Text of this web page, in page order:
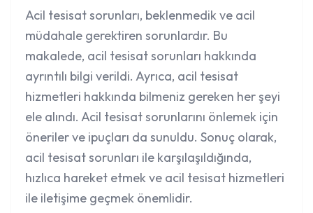
Acil tesisat sorunları, beklenmedik ve acil
müdahale gerektiren sorunlardır. Bu
makalede, acil tesisat sorunları hakkında
ayrıntılı bilgi verildi. Ayrıca, acil tesisat
hizmetleri hakkında bilmeniz gereken her şeyi
ele alındı. Acil tesisat sorunlarını önlemek için
öneriler ve ipuçları da sunuldu. Sonuç olarak,
acil tesisat sorunları ile karşılaşıldığında,
hızlıca hareket etmek ve acil tesisat hizmetleri
ile iletişime geçmek önemlidir.